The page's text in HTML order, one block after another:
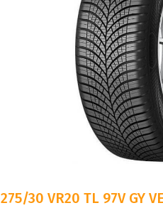
275/30 VR20 TL 97V GY